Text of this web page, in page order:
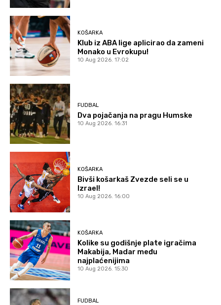
KOŠARKA
Klub iz ABA lige aplicirao da zameni
Monako u Evrokupu!
10 Aug 2026. 17:02
FUDBAL
Dva pojačanja na pragu Humske
10 Aug 2026. 16:31
KOŠARKA
Bivši košarkaš Zvezde seli se u
Izrael!
10 Aug 2026. 16:00
KOŠARKA
Kolike su godišnje plate igračima
Makabija, Madar među
najplaćenijima
10 Aug 2026. 15:30
FUDBAL